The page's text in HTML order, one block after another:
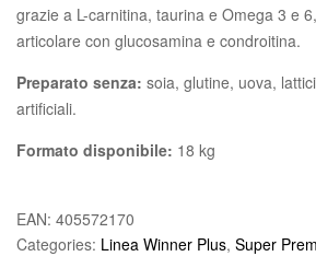
grazie a L-carnitina, taurina e Omega 3 e
articolare con glucosamina e condroitina.
Preparato senza: soia, glutine, uova,
artificiali.
Formato disponibile: 18 kg
EAN: 405572170
Categories: Linea Winner Plus, Super